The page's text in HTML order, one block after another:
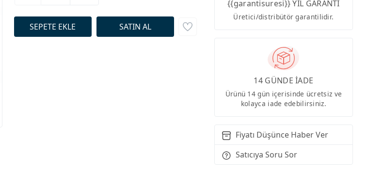
{{garantisuresi}} YIL GARANTİ
Üretici/distribütör garantilidir.
14 GÜNDE İADE
Ürünü 14 gün içerisinde ücretsiz ve
kolayca iade edebilirsiniz.
Fiyatı Düşünce Haber Ver
Satıcıya Soru Sor